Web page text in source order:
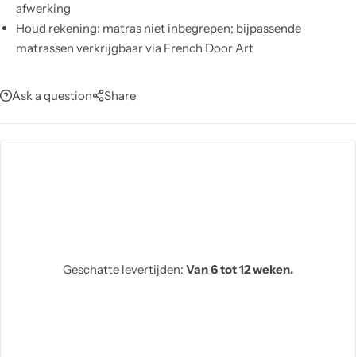
afwerking
Houd rekening: matras niet inbegrepen; bijpassende
matrassen verkrijgbaar via French Door Art
Ask a question Share
Geschatte levertijden: Van 6 tot 12 weken.